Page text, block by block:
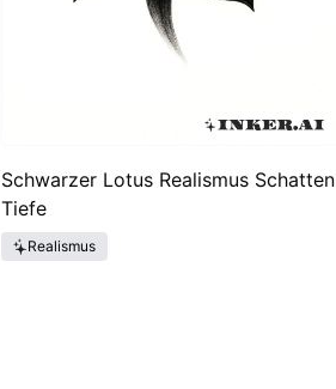
Schwarzer Lotus Realismus Schatten
Tiefe
Realismus